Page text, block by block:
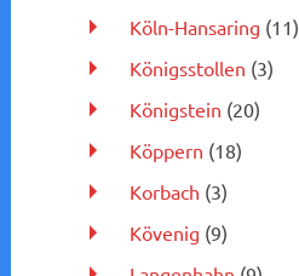
Köln-Hansaring (11)
Königsstollen (3)
Königstein (20)
Köppern (18)
Korbach (3)
Kövenig (9)